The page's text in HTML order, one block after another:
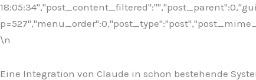
\n
Eine Integration von Claude in schon bestehende